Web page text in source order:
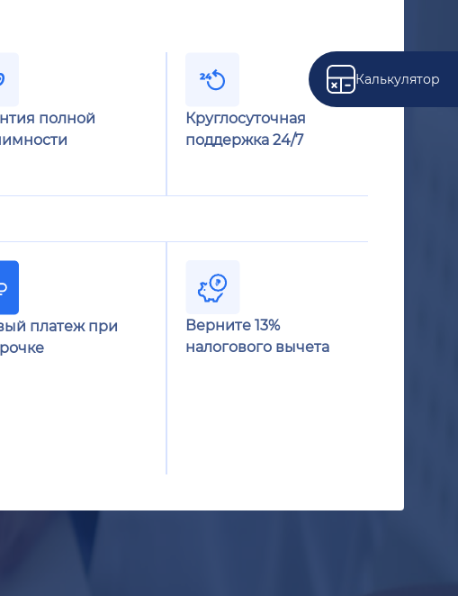
Калькулятор
полной
Круглосуточная
поддержка 24/7
платеж при
Верните 13%
налогового вычета